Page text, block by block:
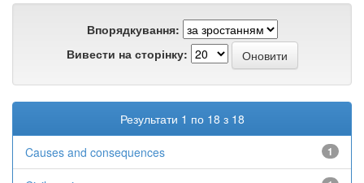
Впорядкування:
Вивести на сторінку:
Результати 1 по 18 з 18
Causes and consequences 1